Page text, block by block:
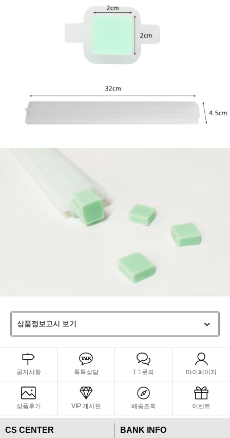
상품정보고시 보기
공지사항 톡톡상담 1:1문의 마이페이지
상품후기 VIP 게시판 배송조회 이벤트
CS CENTER BANK INFO